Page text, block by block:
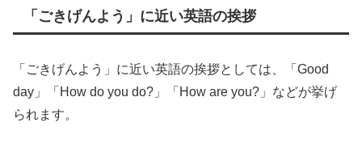
「ごきげんよう」に近い英語の挨拶
「ごきげんよう」に近い英語の挨拶としては、「Good
day」「How do you do?」「How are you?」などが挙げ
られます。